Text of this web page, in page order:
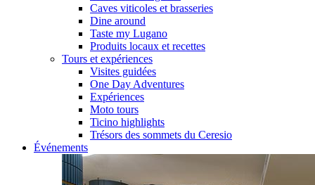
Caves viticoles et brasseries
Dine around
Taste my Lugano
Produits locaux et recettes
Tours et expériences
Visites guidées
One Day Adventures
Expériences
Moto tours
Ticino highlights
Trésors des sommets du Ceresio
Événements